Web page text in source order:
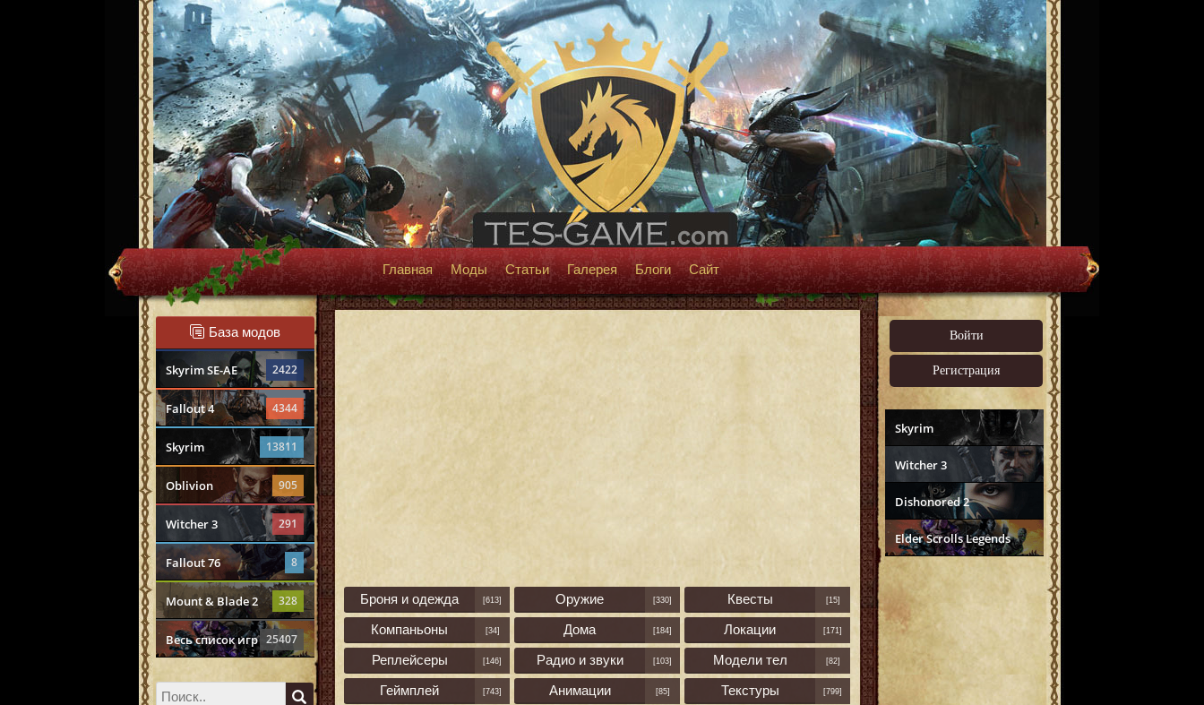
Главная Моды Статьи Галерея Блоги Сайт
База модов
Skyrim SE-AE 2422
Fallout 4 4344
Skyrim 13811
Oblivion 905
Witcher 3 291
Fallout 76 8
Mount & Blade 2 328
Весь список игр 25407
Войти
Регистрация
Skyrim
Witcher 3
Dishonored 2
Elder Scrolls Legends
Броня и одежда [613] Оружие [330] Квесты [15]
Компаньоны [34] Дома [184] Локации [171]
Реплейсеры [146] Радио и звуки [103] Модели тел [82]
Геймплей [743] Анимации [85] Текстуры [799]